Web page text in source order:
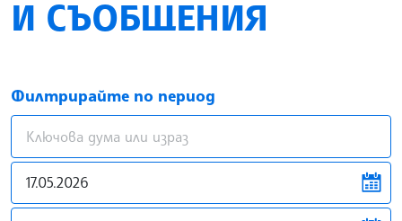
И СЪОБЩЕНИЯ
Филтрирайте по период
news.filter.from
news.filter.to